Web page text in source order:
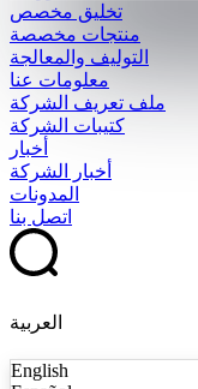
تخليق مخصص
منتجات مخصصة
التوليف والمعالجة
معلومات عنا
ملف تعريف الشركة
كتيبات الشركة
أخبار
أخبار الشركة
المدونات
اتصل بنا
العربية
English